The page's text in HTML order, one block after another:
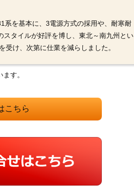
系を基本に、3電源方式の採用や、耐寒耐
タイルが好評を博し、東北～南九州とい
け、次第に仕業を減らしました。
す。
こちら